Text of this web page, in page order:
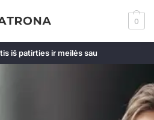
0
iš patirties ir meilės sau